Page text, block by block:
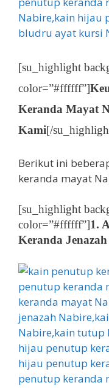
[su_highlight
color=”#ffffff”]
Keranda Mayat
Kami[/
Berikut ini
keranda mayat
[su_highlight
color=”#ffffff”]1.
Keranda